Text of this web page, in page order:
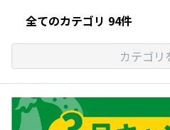
全てのカテゴリ 94件
カテゴリ